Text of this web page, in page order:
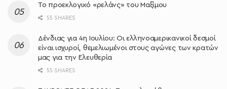
Το προεκλογικό «ρελάνς» του Μαξίμου
55 SHARES
Δένδιας για 4η Ιουλίου: Οι ελληνοαμερικανικοί δεσμοί
είναι ισχυροί, θεμελιωμένοι στους αγώνες των κρατών
μας για την Ελευθερία
55 SHARES